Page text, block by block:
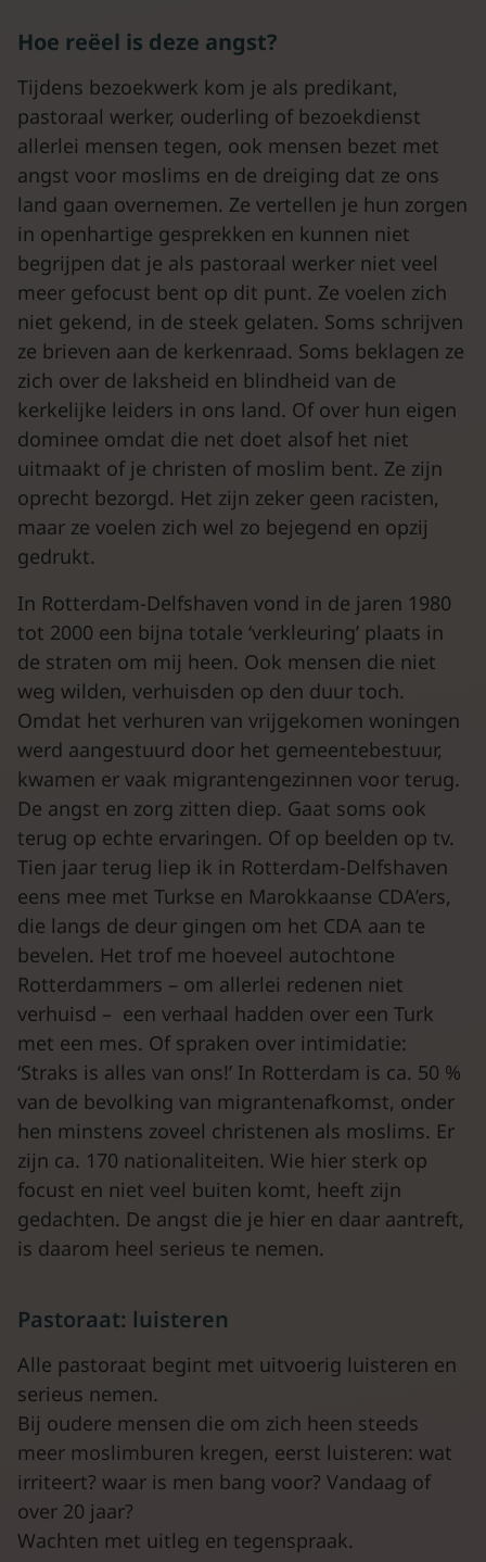
Hoe reëel is deze angst?
Tijdens bezoekwerk kom je als predikant,
pastoraal werker, ouderling of bezoekdienst
allerlei mensen tegen, ook mensen bezet met
angst voor moslims en de dreiging dat ze ons
land gaan overnemen. Ze vertellen je hun zorgen
in openhartige gesprekken en kunnen niet
begrijpen dat je als pastoraal werker niet veel
meer gefocust bent op dit punt. Ze voelen zich
niet gekend, in de steek gelaten. Soms schrijven
ze brieven aan de kerkenraad. Soms beklagen ze
zich over de laksheid en blindheid van de
kerkelijke leiders in ons land. Of over hun eigen
dominee omdat die net doet alsof het niet
uitmaakt of je christen of moslim bent. Ze zijn
oprecht bezorgd. Het zijn zeker geen racisten,
maar ze voelen zich wel zo bejegend en opzij
gedrukt.
In Rotterdam-Delfshaven vond in de jaren 1980
tot 2000 een bijna totale ‘verkleuring’ plaats in
de straten om mij heen. Ook mensen die niet
weg wilden, verhuisden op den duur toch.
Omdat het verhuren van vrijgekomen woningen
werd aangestuurd door het gemeentebestuur,
kwamen er vaak migrantengezinnen voor terug.
De angst en zorg zitten diep. Gaat soms ook
terug op echte ervaringen. Of op beelden op tv.
Tien jaar terug liep ik in Rotterdam-Delfshaven
eens mee met Turkse en Marokkaanse CDA’ers,
die langs de deur gingen om het CDA aan te
bevelen. Het trof me hoeveel autochtone
Rotterdammers – om allerlei redenen niet
verhuisd – een verhaal hadden over een Turk
met een mes. Of spraken over intimidatie:
‘Straks is alles van ons!’ In Rotterdam is ca. 50 %
van de bevolking van migrantenafkomst, onder
hen minstens zoveel christenen als moslims. Er
zijn ca. 170 nationaliteiten. Wie hier sterk op
focust en niet veel buiten komt, heeft zijn
gedachten. De angst die je hier en daar aantreft,
is daarom heel serieus te nemen.
Pastoraat: luisteren
Alle pastoraat begint met uitvoerig luisteren en
serieus nemen.
Bij oudere mensen die om zich heen steeds
meer moslimburen kregen, eerst luisteren: wat
irriteert? waar is men bang voor? Vandaag of
over 20 jaar?
Wachten met uitleg en tegenspraak.